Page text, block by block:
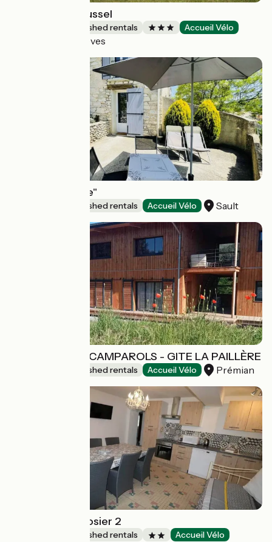
Domaine le Galussel
Lodgings and furnished rentals Accueil Vélo
Châtel-en-Trièves
Gîte "Le cottage"
Lodgings and furnished rentals Accueil Vélo Sault
ECOGITES LES CAMPAROLS - GITE LA PAILLÈRE
Lodgings and furnished rentals Accueil Vélo Prémian
Gîte du Franc Rosier 2
Lodgings and furnished rentals Accueil Vélo